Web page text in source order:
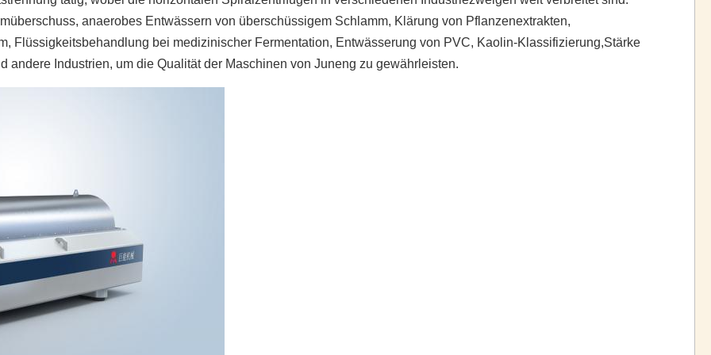
anaerobes Entwässern von überschüssigem Schlamm, Klärung von Pflanzenextrakten,
Flüssigkeitsbehandlung bei medizinischer Fermentation, Entwässerung von PVC, Kaolin-Klassifizierung,Stärke
andere Industrien, um die Qualität der Maschinen von Juneng zu gewährleisten.